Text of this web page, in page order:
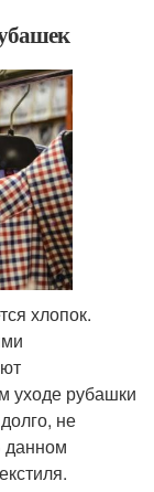
хлопок.
уходе рубашки
не
данном